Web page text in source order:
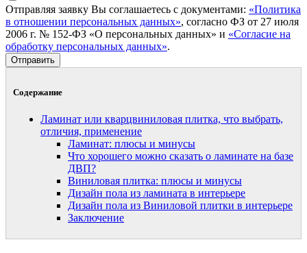
Отправляя заявку Вы соглашаетесь с документами: «Политика
в отношении персональных данных», согласно ФЗ от 27 июля
2006 г. № 152-ФЗ «О персональных данных» и «Согласие на
обработку персональных данных».
Отправить
Содержание
Ламинат или кварцвиниловая плитка, что выбрать,
отличия, применение
Ламинат: плюсы и минусы
Что хорошего можно сказать о ламинате на базе
ДВП?
Виниловая плитка: плюсы и минусы
Дизайн пола из ламината в интерьере
Дизайн пола из Виниловой плитки в интерьере
Заключение